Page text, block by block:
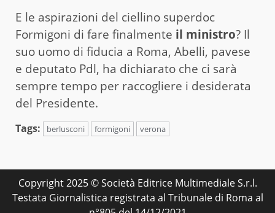
E le aspirazioni del ciellino superdoc
Formigoni di fare finalmente il ministro? Il
suo uomo di fiducia a Roma, Abelli, pavese
e deputato Pdl, ha dichiarato che ci sarà
sempre tempo per raccogliere i desiderata
del Presidente.
Tags: berlusconi formigoni verona
Copyright 2025 © Società Editrice Multimediale S.r.l.
Testata Giornalistica registrata al Tribunale di Roma al